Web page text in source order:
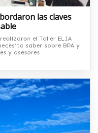
las claves
el Taller ELIA
saber sobre BPA y
y asesores